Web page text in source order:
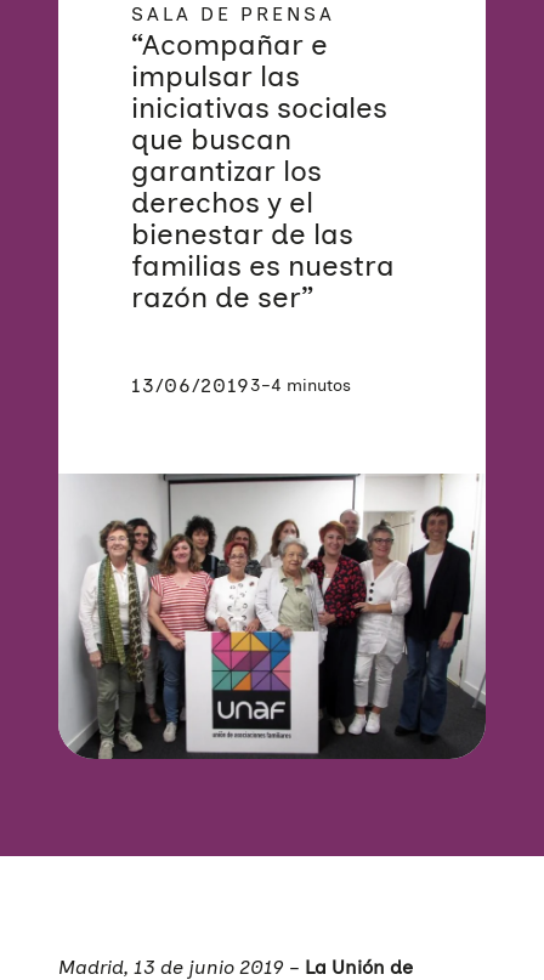
SALA DE PRENSA
“Acompañar e
impulsar las
iniciativas sociales
que buscan
garantizar los
derechos y el
bienestar de las
familias es nuestra
razón de ser”
13/06/20193–4 minutos
Madrid, 13 de junio 2019 – La Unión de